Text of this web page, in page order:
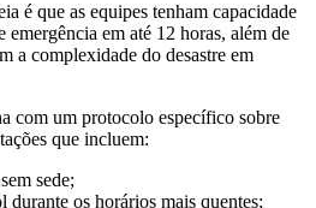
é que as equipes tenham capacidade
emergência em até 12 horas, além de
a complexidade do desastre em
com um protocolo específico sobre
que incluem:
sede;
durante os horários mais quentes;